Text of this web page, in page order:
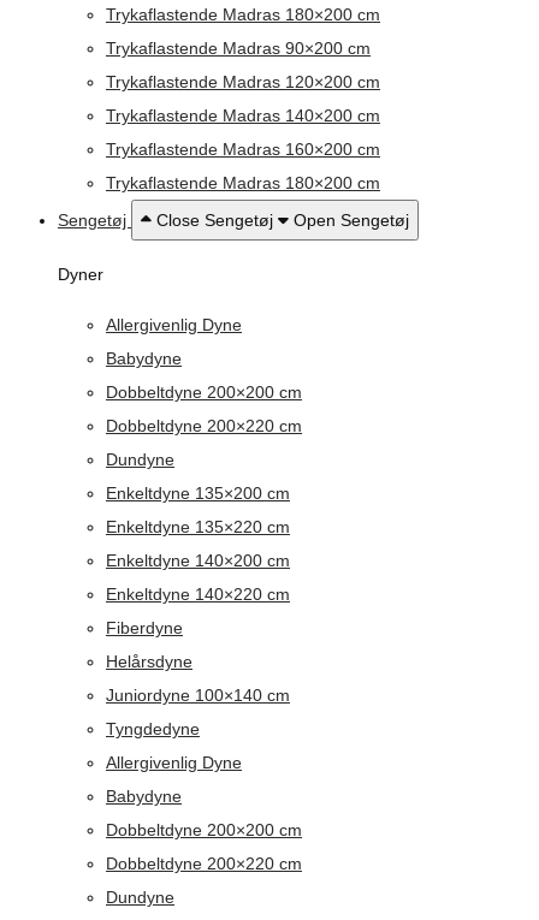
Trykaflastende Madras 180×200 cm
Trykaflastende Madras 90×200 cm
Trykaflastende Madras 120×200 cm
Trykaflastende Madras 140×200 cm
Trykaflastende Madras 160×200 cm
Trykaflastende Madras 180×200 cm
Sengetøj
Close Sengetøj Open Sengetøj
Dyner
Allergivenlig Dyne
Babydyne
Dobbeltdyne 200×200 cm
Dobbeltdyne 200×220 cm
Dundyne
Enkeltdyne 135×200 cm
Enkeltdyne 135×220 cm
Enkeltdyne 140×200 cm
Enkeltdyne 140×220 cm
Fiberdyne
Helårsdyne
Juniordyne 100×140 cm
Tyngdedyne
Allergivenlig Dyne
Babydyne
Dobbeltdyne 200×200 cm
Dobbeltdyne 200×220 cm
Dundyne